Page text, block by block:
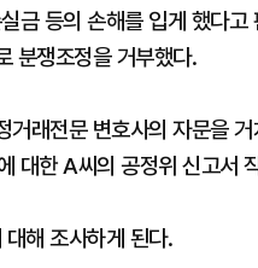
금 등의 손해를 입게 했다고
분쟁조정을 거부했다.
래전문 변호사의 자문을
대한 A씨의 공정위 신고서
해 조사하게 된다.